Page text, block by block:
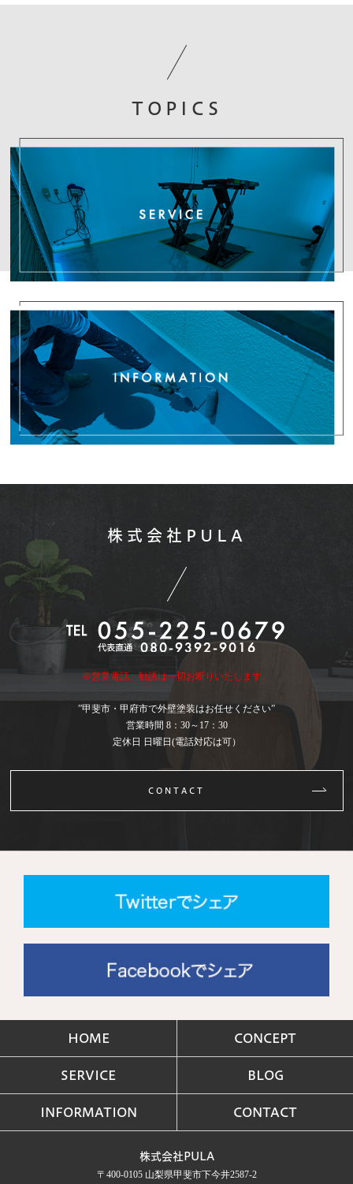
TOPICS
株式会社PULA
※営業電話、勧誘は一切お断りいたします。
”甲斐市・甲府市で外壁塗装はお任せください”
営業時間 8：30～17：30
定休日 日曜日(電話対応は可）
CONTACT
HOME CONCEPT
SERVICE BLOG
INFORMATION CONTACT
株式会社PULA
〒400-0105 山梨県甲斐市下今井2587-2